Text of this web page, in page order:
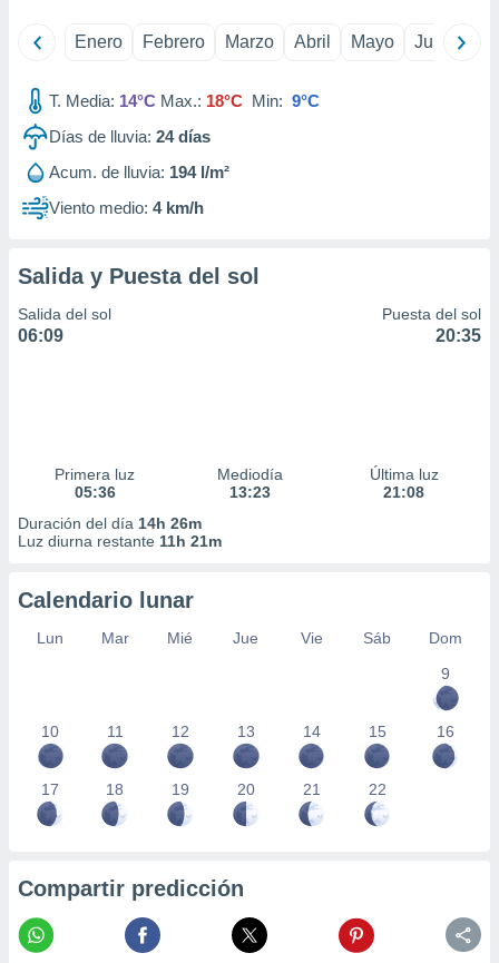
utilizar
crear un
uso de
contenido
medir el
el
del
de
con el
mediante
publicidad
1199
Enero Febrero Marzo Abril Mayo Junio
T. Media: 14°C Max.: 18°C Min: 9°C
Días de lluvia: 24días
Acum. de lluvia: 194 l/m²
Viento medio: 4 km/h
Salida y Puesta del sol
Salida del sol
06:09
Puesta del sol
20:35
Primera luz
05:36
Mediodía
13:23
Última luz
21:08
Duración del día 14h 26m
Luz diurna restante 11h 21m
Calendario lunar
Lun Mar Mié Jue Vie Sáb
Dom
9
10 11 12 13 14 15 16
17 18 19 20 21 22
Compartir predicción